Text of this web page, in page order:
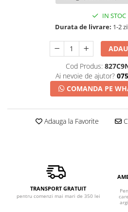
IN STOC
Durata de livrare: 1-2
Cod Produs:
Ai nevoie de ajutor?
COMANDA PE
Adauga la Favorite
TRANSPORT GRATUIT
pentru comenzi mai mari de 350 lei